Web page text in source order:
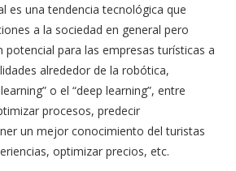
es una tendencia tecnológica que
a la sociedad en general pero
potencial para las empresas turísticas a
alrededor de la robótica,
o el “deep learning”, entre
procesos, predecir
un mejor conocimiento del turistas
optimizar precios, etc.